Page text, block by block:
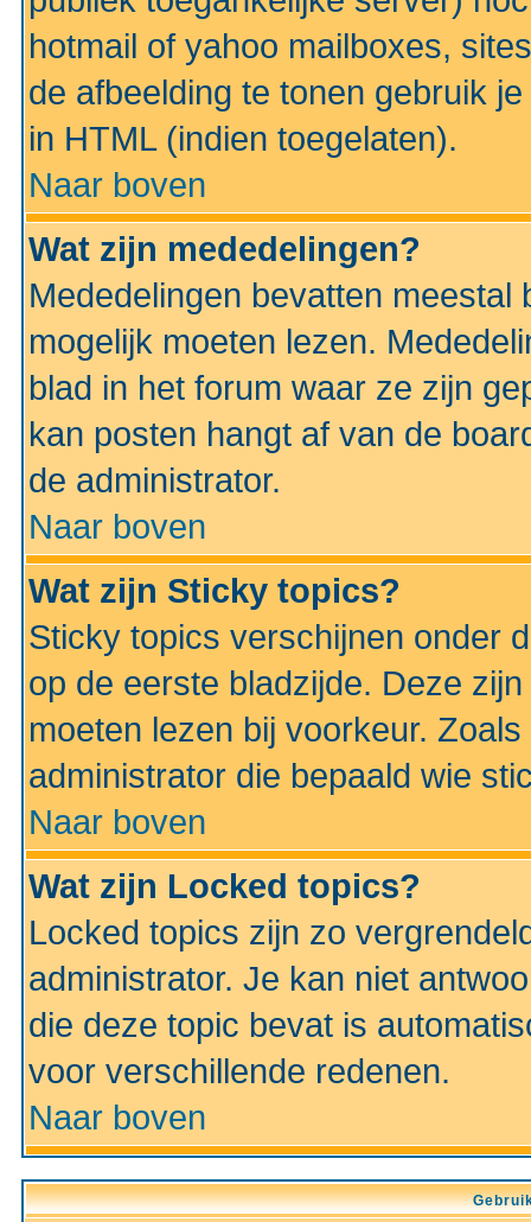
hotmail of yahoo mailboxes,
de afbeelding te tonen gebruik
in HTML (indien toegelaten).
Naar boven
Wat zijn mededelingen?
Mededelingen bevatten
mogelijk moeten lezen.
blad in het forum waar ze zijn
kan posten hangt af van de
de administrator.
Naar boven
Wat zijn Sticky topics?
Sticky topics verschijnen onder
op de eerste bladzijde. Deze
moeten lezen bij voorkeur.
administrator die bepaald wie
Naar boven
Wat zijn Locked topics?
Locked topics zijn zo
administrator. Je kan niet
die deze topic bevat is
voor verschillende redenen.
Naar boven